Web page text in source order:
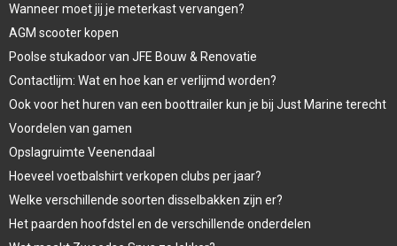
Wanneer moet jij je meterkast vervangen?
AGM scooter kopen
Poolse stukadoor van JFE Bouw & Renovatie
Contactlijm: Wat en hoe kan er verlijmd worden?
Ook voor het huren van een boottrailer kun je bij Just Marine terecht
Voordelen van gamen
Opslagruimte Veenendaal
Hoeveel voetbalshirt verkopen clubs per jaar?
Welke verschillende soorten disselbakken zijn er?
Het paarden hoofdstel en de verschillende onderdelen